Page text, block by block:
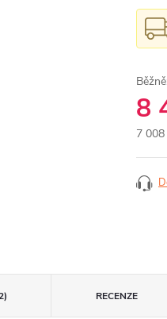
8
7
RECENZE